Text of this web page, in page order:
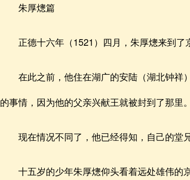
朱厚熜篇
正德十六年（1521）四月，朱厚熜来到了
在此之前，他住在湖广的安陆（湖北钟祥
的事情，因为他的父亲兴献王就被封到了那里
现在情况不同了，他已经得知，自己的堂
十五岁的少年朱厚熜仰头看着远处雄伟的京